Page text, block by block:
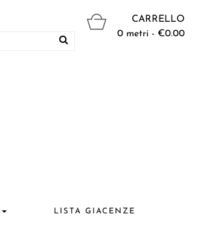
CARRELLO
0 metri - €0.00
LISTA GIACENZE